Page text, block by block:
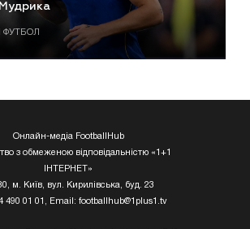
ФУТБОЛ
Онлайн-медіа FootballHub
з обмеженою відповідальністю «1+1
ІНТЕРНЕТ»
м. Київ, вул. Кирилівська, буд. 23
490 01 01, Email: footballhub@1plus1.tv